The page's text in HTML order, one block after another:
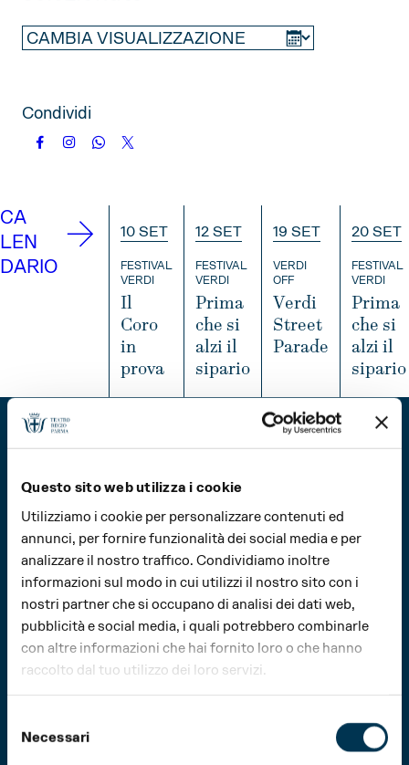
Questo sito web utilizza i cookie
Utilizziamo i cookie per personalizzare contenuti ed
annunci, per fornire funzionalità dei social media e per
analizzare il nostro traffico. Condividiamo inoltre
informazioni sul modo in cui utilizzi il nostro sito con i
nostri partner che si occupano di analisi dei dati web,
pubblicità e social media, i quali potrebbero combinarle
con altre informazioni che hai fornito loro o che hanno
raccolto dal tuo utilizzo dei loro servizi.
delNecessari
GENNAIO
APRILE MAGGIO
OTTOBRE
NOVEMBRE
DICEMBRE
FEBBRAIO
MARZO
MAGGIO GIUGNO
LUGLIO AGOSTO SETTEMBRE
OTTOBRE
Condividi
CA
LEN
DARIO
10 SET
FESTIVAL
VERDI
Il
Coro
in
prova
12 SET
FESTIVAL
VERDI
Prima
che si
alzi il
sipario
INFO
19 SET
VERDI
OFF
Verdi
Street
Parade
INFO
20 SET
FESTIVAL
VERDI
Prima
che si
alzi il
sipario
© 2026 Fondazione Teatro Regio di Parma
Tutti i diritti riservati
Fondazione Teatro Regio di Parma
Strada Garibaldi, 16/a
43121 Parma – Italia
Tel (+39) 0521 203911
fondazioneteatroregioparma@pec.it
Privacy Policy
DesignBcpt Associati